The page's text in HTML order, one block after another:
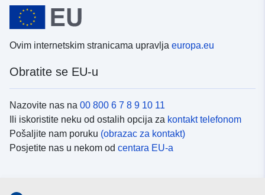
Ovim internetskim stranicama upravlja europa.eu
Obratite se EU-u
Nazovite nas na 00 800 6 7 8 9 10 11
Ili iskoristite neku od ostalih opcija za kontakt telefonom
Pošaljite nam poruku (obrazac za kontakt)
Posjetite nas u nekom od centara EU-a